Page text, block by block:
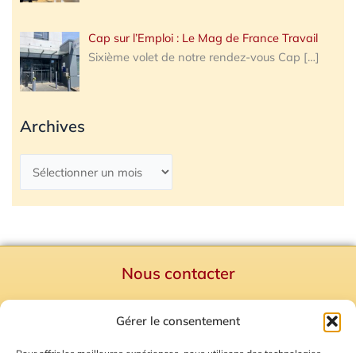
Gérer le consentement
Cap sur l’Emploi : Le Mag de France Travail
Sixième volet de notre rendez-vous Cap […]
Archives
Nous contacter
Mentions Légales
Plan du site